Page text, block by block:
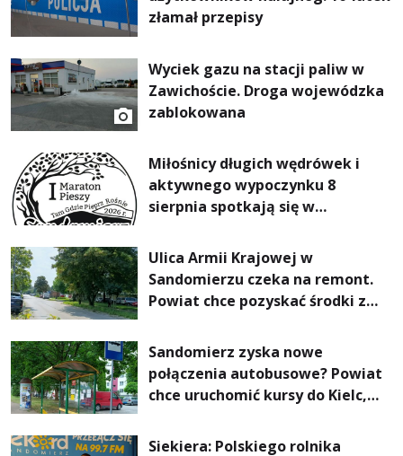
złamał przepisy
Wyciek gazu na stacji paliw w
Zawichoście. Droga wojewódzka
zablokowana
Miłośnicy długich wędrówek i
aktywnego wypoczynku 8
sierpnia spotkają się w
Pieszym „Tam Gdzie Pieprz
Rośnie”
Ulica Armii Krajowej w
Sandomierzu czeka na remont.
Powiat chce pozyskać środki z
Dróg
Sandomierz zyska nowe
połączenia autobusowe? Powiat
chce uruchomić kursy do Kielc,
Siekiera: Polskiego rolnika